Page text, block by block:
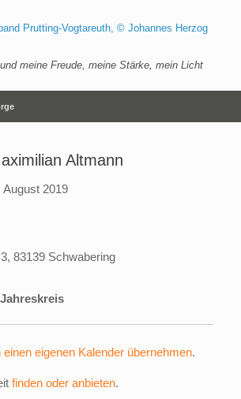
meine Freude, meine Stärke, mein Licht
Altmann
August 2019
83139 Schwabering
einen eigenen Kalender übernehmen.
finden oder anbieten.